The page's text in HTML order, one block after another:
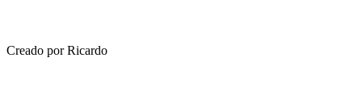
Creado por Ricardo